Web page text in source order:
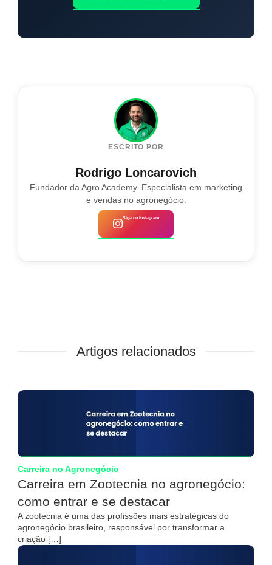
ESCRITO POR
Rodrigo Loncarovich
Fundador da Agro Academy. Especialista em marketing
e vendas no agronegócio.
Siga no Instagram
Artigos relacionados
Carreira no Agronegócio
Carreira em Zootecnia no agronegócio:
como entrar e se destacar
A zootecnia é uma das profissões mais estratégicas do
agronegócio brasileiro, responsável por transformar a
criação […]